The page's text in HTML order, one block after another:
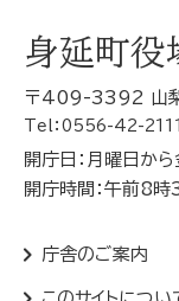
身延町役
〒409-3392 山
Tel：0556-42-
開庁日：月曜日か
開庁時間：午前8
庁舎のご案内